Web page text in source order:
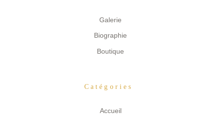
Galerie
Biographie
Boutique
Catégories
Accueil